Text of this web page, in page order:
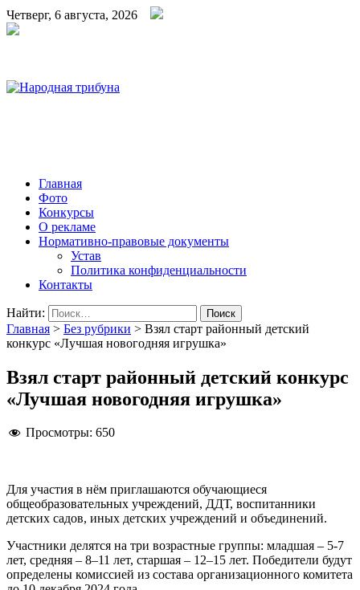
Четверг, 6 августа, 2026
Главная
Фото
Конкурсы
О рекламе
Нормативно-правовые документы
Устав
Политика конфиденциальности
Контакты
Найти:
Главная > Без рубрики > Взял старт районный детский
конкурс «Лучшая новогодняя игрушка»
Взял старт районный детский конкурс
«Лучшая новогодняя игрушка»
Просмотры: 650
Для участия в нём приглашаются обучающиеся
общеобразовательных учреждений, ДДТ, воспитанники
детских садов, иных детских учреждений и объединений.
Участники делятся на три возрастные группы: младшая – 5-7
лет, средняя – 8–11 лет, старшая – 12–15 лет. Победители будут
определены комиссией из состава организационного комитета